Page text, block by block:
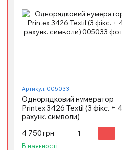
Артикул: 005033
Однорядковий нумератор
Printex 3426 Textil (3 фікс. + 4
рахунк. символи)
4 750 грн
В наявності